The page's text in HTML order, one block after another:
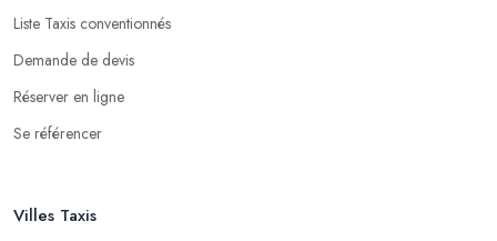
Liste Taxis conventionnés
Demande de devis
Réserver en ligne
Se référencer
Villes Taxis